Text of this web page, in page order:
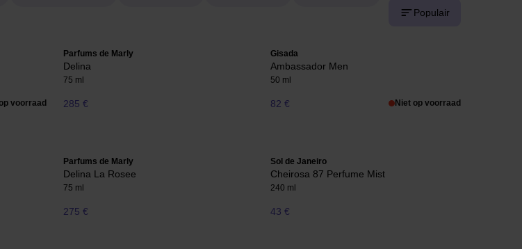
Populair
voorraad
Parfums de Marly
Delina
75 ml
285 €
Gisada
Ambassador Men
50 ml
82 € Niet op voorraad
Parfums de Marly
Delina La Rosee
75 ml
275 €
Sol de Janeiro
Cheirosa 87 Perfume Mist
240 ml
43 €